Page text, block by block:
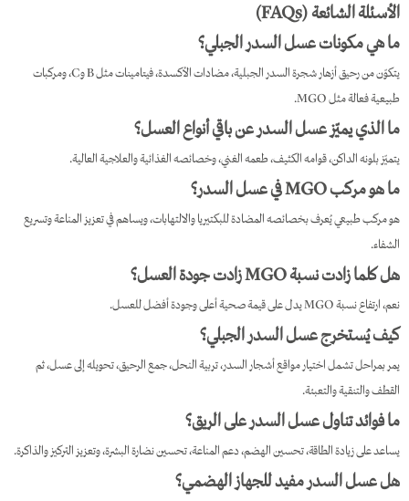
الأسئلة الشائعة (FAQs)
ما هي مكونات عسل السدر الجبلي؟
يتكوّن من رحيق أزهار شجرة السدر الجبلية، مضادات الأكسدة، فيتامينات مثل B وC، ومركبات
طبيعية فعالة مثل MGO.
ما الذي يميّز عسل السدر عن باقي أنواع العسل؟
يتميّز بلونه الداكن، قوامه الكثيف، طعمه الغني، وخصائصه الغذائية والعلاجية العالية.
ما هو مركب MGO في عسل السدر؟
هو مركب طبيعي يُعرف بخصائصه المضادة للبكتيريا والالتهابات، ويساهم في تعزيز المناعة وتسريع
الشفاء.
هل كلما زادت نسبة MGO زادت جودة العسل؟
نعم، ارتفاع نسبة MGO يدل على قيمة صحية أعلى وجودة أفضل للعسل.
كيف يُستخرج عسل السدر الجبلي؟
يمر بمراحل تشمل اختيار مواقع أشجار السدر، تربية النحل، جمع الرحيق، تحويله إلى عسل، ثم
القطف والتنقية والتعبئة.
ما فوائد تناول عسل السدر على الريق؟
يساعد على زيادة الطاقة، تحسين الهضم، دعم المناعة، تحسين نضارة البشرة، وتعزيز التركيز والذاكرة.
هل عسل السدر مفيد للجهاز الهضمي؟